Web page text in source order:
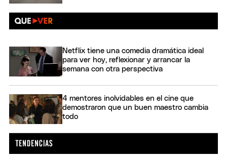
Netflix tiene una comedia dramática ideal
para ver hoy, reflexionar y arrancar la
semana con otra perspectiva
4 mentores inolvidables en el cine que
demostraron que un buen maestro cambia
todo